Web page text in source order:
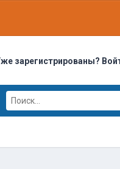
зарегистрированы?